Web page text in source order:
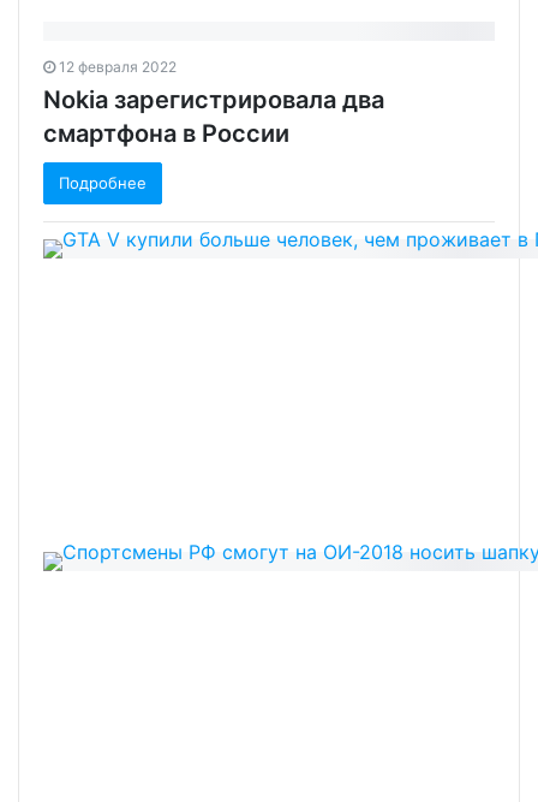
12 февраля 2022
Nokia зарегистрировала два
смартфона в России
Подробнее